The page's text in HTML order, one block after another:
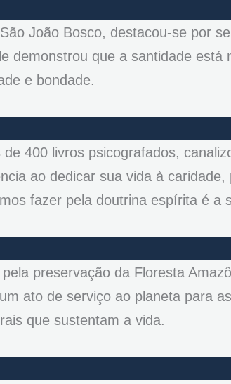
João Bosco, destacou-se por
demonstrou que a santidade está
e bondade.
400 livros psicografados,
ao dedicar sua vida à
fazer pela doutrina espírita é a
preservação da Floresta
ato de serviço ao planeta para
que sustentam a vida.